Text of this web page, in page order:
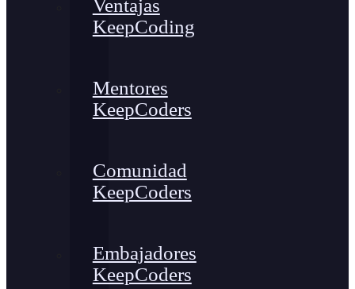
Ventajas
KeepCoding
Mentores
KeepCoders
Comunidad
KeepCoders
Embajadores
KeepCoders